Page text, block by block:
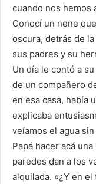
cuando nos hemos
Conocí un nene
oscura, detrás de
sus padres y su
Un día le contó a
de un compañero
en esa casa, había
explicaba
veíamos el agua
Papá hacer acá
paredes dan a los
alquilada. «¿Y en